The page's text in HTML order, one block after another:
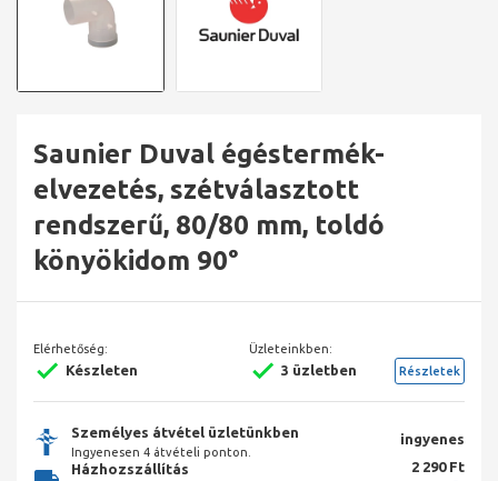
Saunier Duval égéstermék-
elvezetés, szétválasztott
rendszerű, 80/80 mm, toldó
könyökidom 90°
Elérhetőség:
Készleten
Üzleteinkben:
3 üzletben Részletek
Személyes átvétel üzletünkben
Ingyenesen 4 átvételi ponton.
ingyenes
Házhozszállítás
2 290 Ft